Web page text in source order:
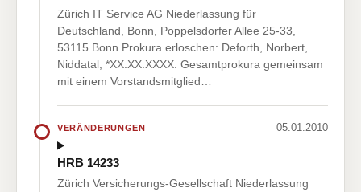
Zürich IT Service AG Niederlassung für
Deutschland, Bonn, Poppelsdorfer Allee 25-33,
53115 Bonn.Prokura erloschen: Deforth, Norbert,
Niddatal, *XX.XX.XXXX. Gesamtprokura gemeinsam
mit einem Vorstandsmitglied…
VERÄNDERUNGEN 05.01.2010
HRB 14233
Zürich Versicherungs-Gesellschaft Niederlassung